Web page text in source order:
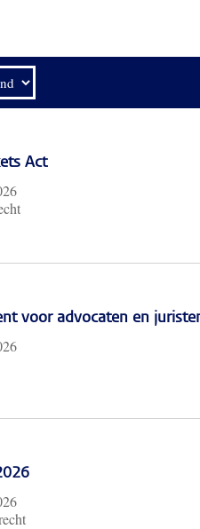
Act
voor advocaten en